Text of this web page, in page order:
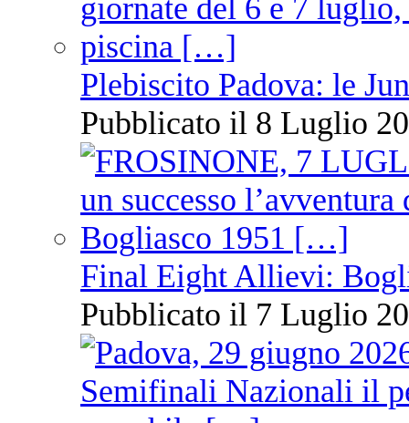
Plebiscito Padova: le
Pubblicato il 8 Luglio
Final Eight Allievi:
Pubblicato il 7 Luglio